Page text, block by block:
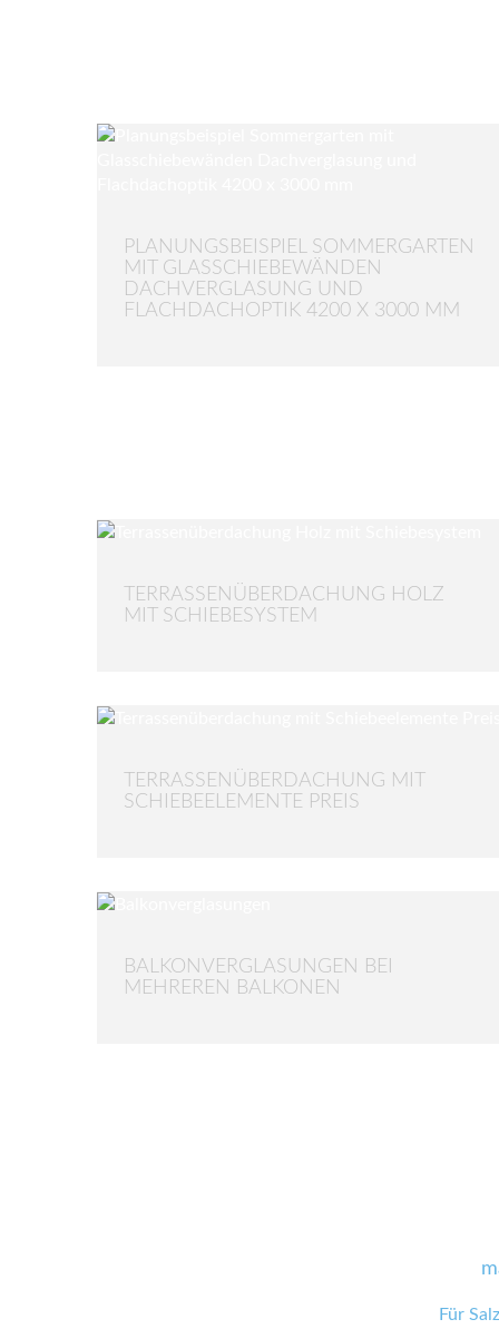
PLANUNGSBEISPIEL SOMMERGARTEN
MIT GLASSCHIEBEWÄNDEN
DACHVERGLASUNG UND
FLACHDACHOPTIK 4200 X 3000 MM
TERRASSENÜBERDACHUNG HOLZ
MIT SCHIEBESYSTEM
TERRASSENÜBERDACHUNG MIT
SCHIEBEELEMENTE PREIS
BALKONVERGLASUNGEN BEI
MEHREREN BALKONEN
Für